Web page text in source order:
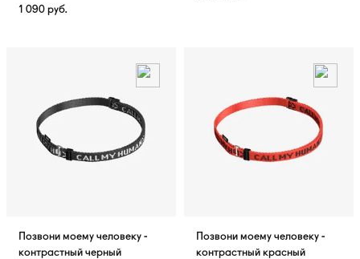
1 090 руб.
Позвони моему человеку -
контрастный черный
Позвони моему человеку -
контрастный красный